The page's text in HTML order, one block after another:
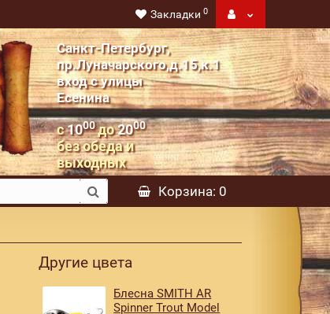
Закладки 0
Санкт-Петербург,
пр.Луначарского,д.15,к.1
вход с улицы
Есенина
с1000до2000
без обеда и
выходных
Корзина: 0
Другие цвета
Блесна SMITH AR
Spinner Trout Model